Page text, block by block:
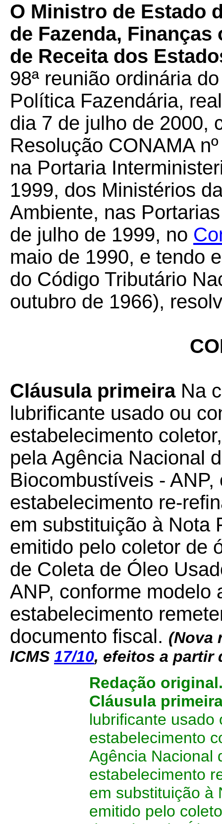
O Ministro de Estado
de Fazenda,
de Receita dos
98ª reunião ordinária
Política Fazendária,
dia 7 de julho de 2000,
Resolução CONAMA
na Portaria
1999, dos Ministérios
Ambiente, nas
de julho de 1999, no
maio de 1990, e tendo
do Código Tributário
outubro de 1966),
Cláusula primeiraNa
lubrificante usado ou
estabelecimento
pela Agência Nacional
Biocombustíveis -
estabelecimento re-
em substituição à Nota
emitido pelo coletor de
de Coleta de Óleo
ANP, conforme modelo
estabelecimento
documento fiscal. (Nova
ICMS 17/10, efeitos a partir
Redação
Cláusula
lubrificante usado
estabelecimento
Agência Nacional
estabelecimento
em substituição à
emitido pelo